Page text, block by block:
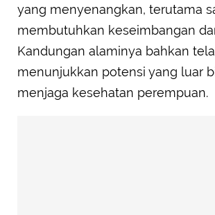
yang menyenangkan, terutama
membutuhkan keseimbangan
Kandungan alaminya bahkan
menunjukkan potensi yang luar
menjaga kesehatan perempuan.